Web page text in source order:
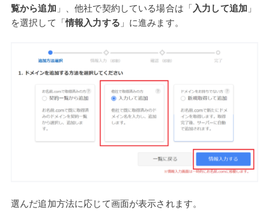
覧から追加 」、他社で契約している場合は「 入力して追加 」
を選択して「情報入力する 」に進みます。
選んだ追加方法に応じて画面が表示されます。